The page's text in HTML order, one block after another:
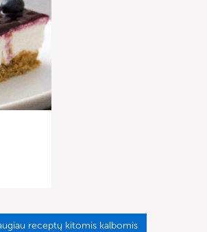
receptų kitomis kalbomis